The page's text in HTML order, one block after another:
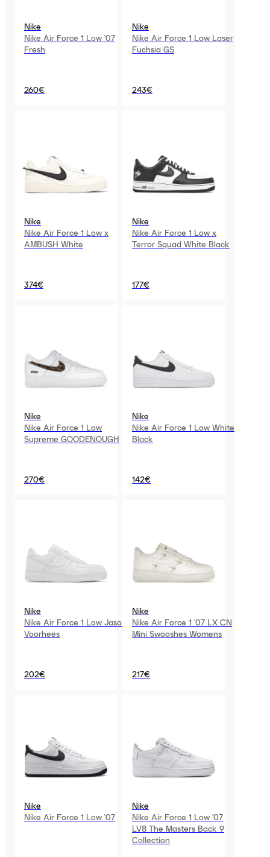
Nike
Nike Air Force 1 Low '07
Fresh
260€
Nike
Nike Air Force 1 Low Laser
Fuchsia GS
243€
Nike
Nike Air Force 1 Low x
AMBUSH White
374€
Nike
Nike Air Force 1 Low x
Terror Squad White Black
177€
Nike
Nike Air Force 1 Low
Supreme GOODENOUGH
270€
Nike
Nike Air Force 1 Low White
Black
142€
Nike
Nike Air Force 1 Low Jason
Voorhees
202€
Nike
Nike Air Force 1 '07 LX CN
Mini Swooshes Womens
217€
Nike
Nike Air Force 1 Low '07
Nike
Nike Air Force 1 Low '07
LV8 The Masters Back 9
Collection